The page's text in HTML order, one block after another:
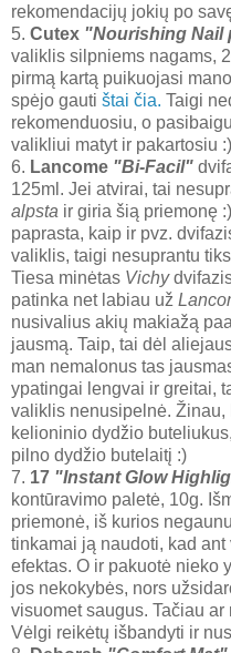
rekomendacijų jokių po
5. Cutex "Nourishing Nail
valiklis silpniems nagams,
pirmą kartą puikuojasi
spėjo gauti štai čia. Taigi
rekomenduosiu, o
valikliui matyt ir pakartosiu :)
6. Lancome "Bi-Facil"
125ml. Jei atvirai, tai
alpsta ir giria šią priemonę
paprasta, kaip ir pvz.
valiklis, taigi nesuprantu
Tiesa minėtas Vichy
patinka net labiau už
nusivalius akių makiažą
jausmą. Taip, tai dėl
man nemalonus tas
ypatingai lengvai ir greitai,
valiklis nenusipelnė.
kelioninio dydžio
pilno dydžio butelaitį :)
7. 17 "Instant Glow
kontūravimo paletė, 10g.
priemonė, iš kurios
tinkamai ją naudoti, kad
efektas. O ir pakuotė nieko
jos nekokybės, nors
visuomet saugus. Tačiau
Vėlgi reikėtų išbandyti ir